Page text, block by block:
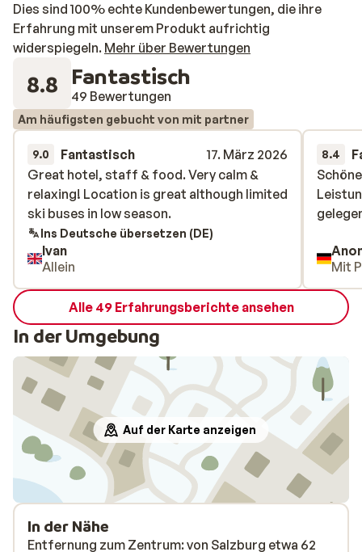
Dies sind 100% echte Kundenbewertungen, die ihre
Erfahrung mit unserem Produkt aufrichtig
widerspiegeln. Mehr über Bewertungen
8.8 Fantastisch
49 Bewertungen
Am häufigsten gebucht von mit partner
9.0 Fantastisch
17. März 2026
Great hotel, staff & food. Very calm &
relaxing! Location is great although limited
ski buses in low season.
Great hotel, staff & food. Very calm &
relaxing! Location is great although limited
ski buses in low season.
Ins Deutsche übersetzen (DE)
Ivan
Allein
8.4
Mit
Alle 49 Erfahrungsberichte ansehen
In der Umgebung
Auf der Karte anzeigen
In der Nähe
Entfernung zum Zentrum: von Salzburg etwa 62